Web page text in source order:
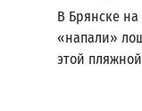
В Брянске
«напали»
этой